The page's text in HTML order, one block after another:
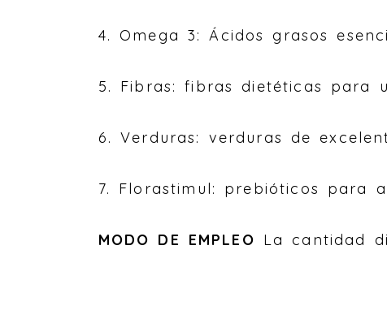
4. Omega 3: Ácidos grasos
5. Fibras: fibras dietéticas para
6. Verduras: verduras de
7. Florastimul: prebióticos para
MODO DE EMPLEO La cantidad